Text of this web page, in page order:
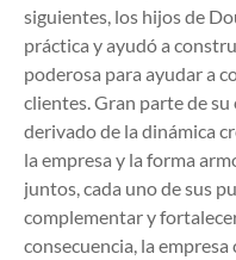
siguientes, los hijos de
práctica y ayudó a
poderosa para ayudar a
clientes. Gran parte de su
derivado de la dinámica
la empresa y la forma
juntos, cada uno de sus
complementar y
consecuencia, la